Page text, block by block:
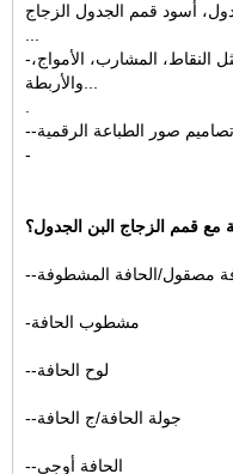
أسود قمم الجدول الزجاج
-شاشة طباعة تصاميم النمط، مثل النقاط، المشارب، الأمواج،
--تصاميم صور الطباعة الرقمية
-
قمم الزجاج البن الجدول؟
مصقول/الحافة المشطوفة
-مشطوب الحافة
--لوح الحافة
--جولة الحافة/ج الحافة
--الحافة أوجي